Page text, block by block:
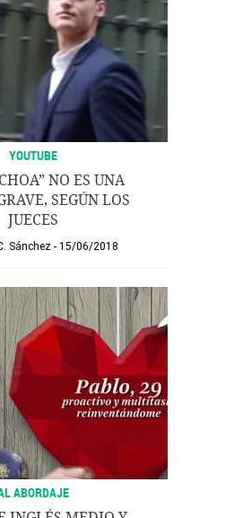
YOUTUBE
NO ES UNA
SEGÚN LOS
JUECES
Sánchez 15/06/2018
ABORDAJE